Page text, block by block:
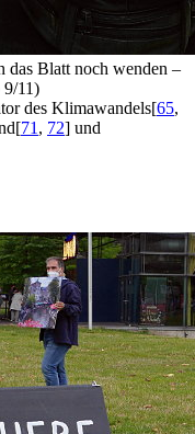
das Blatt noch wenden –
11)
des Klimawandels[65,
[71 , 72] und